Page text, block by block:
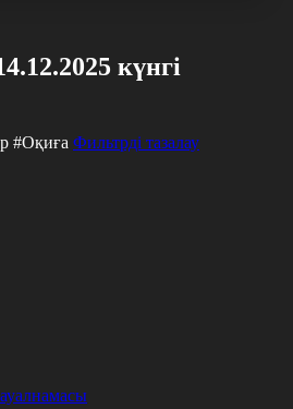
күнгі
#Оқиға Фильтрді тазалау